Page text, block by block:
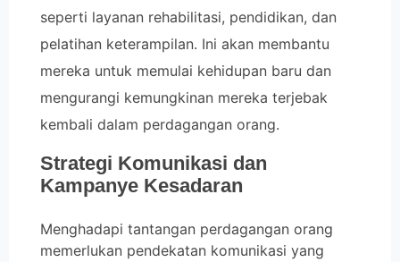
seperti layanan rehabilitasi, pendidikan, dan
pelatihan keterampilan. Ini akan membantu
mereka untuk memulai kehidupan baru dan
mengurangi kemungkinan mereka terjebak
kembali dalam perdagangan orang.
Strategi Komunikasi dan
Kampanye Kesadaran
Menghadapi tantangan perdagangan orang
memerlukan pendekatan komunikasi yang